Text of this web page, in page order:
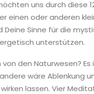
uns durch
einen oder anderen
Sinne für die
unterstützen.
den Naturwesen?
wäre Ablenkung
lassen. Vier